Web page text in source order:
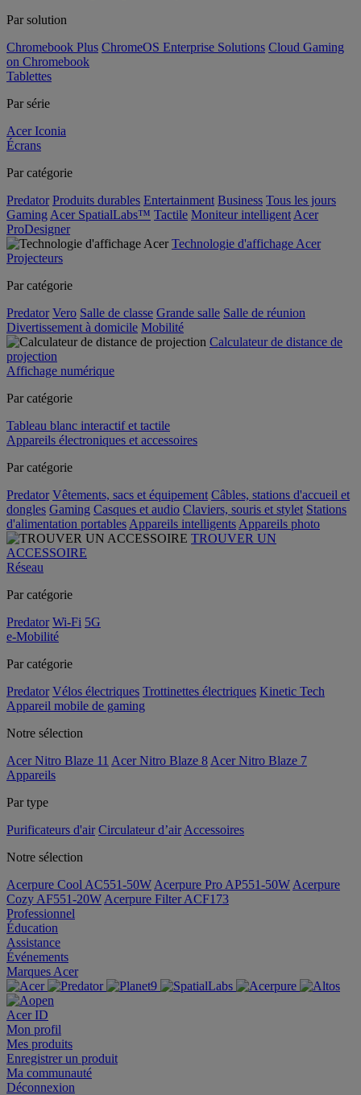
Par solution
Chromebook Plus ChromeOS Enterprise Solutions Cloud Gaming
on Chromebook
Tablettes
Par série
Acer Iconia
Écrans
Par catégorie
Predator Produits durables Entertainment Business Tous les jours
Gaming Acer SpatialLabs™ Tactile Moniteur intelligent Acer
ProDesigner
Technologie d'affichage Acer
Projecteurs
Par catégorie
Predator Vero Salle de classe Grande salle Salle de réunion
Divertissement à domicile Mobilité
Calculateur de distance de
projection
Affichage numérique
Par catégorie
Tableau blanc interactif et tactile
Appareils électroniques et accessoires
Par catégorie
Predator Vêtements, sacs et équipement Câbles, stations d'accueil et
dongles Gaming Casques et audio Claviers, souris et stylet Stations
d'alimentation portables Appareils intelligents Appareils photo
TROUVER UN
ACCESSOIRE
Réseau
Par catégorie
Predator Wi-Fi 5G
e-Mobilité
Par catégorie
Predator Vélos électriques Trottinettes électriques Kinetic Tech
Appareil mobile de gaming
Notre sélection
Acer Nitro Blaze 11 Acer Nitro Blaze 8 Acer Nitro Blaze 7
Appareils
Par type
Purificateurs d'air Circulateur d’air Accessoires
Notre sélection
Acerpure Cool AC551-50W Acerpure Pro AP551-50W Acerpure
Cozy AF551-20W Acerpure Filter ACF173
Professionnel
Éducation
Assistance
Événements
Marques Acer
Acer ID
Mon profil
Mes produits
Enregistrer un produit
Ma communauté
Déconnexion